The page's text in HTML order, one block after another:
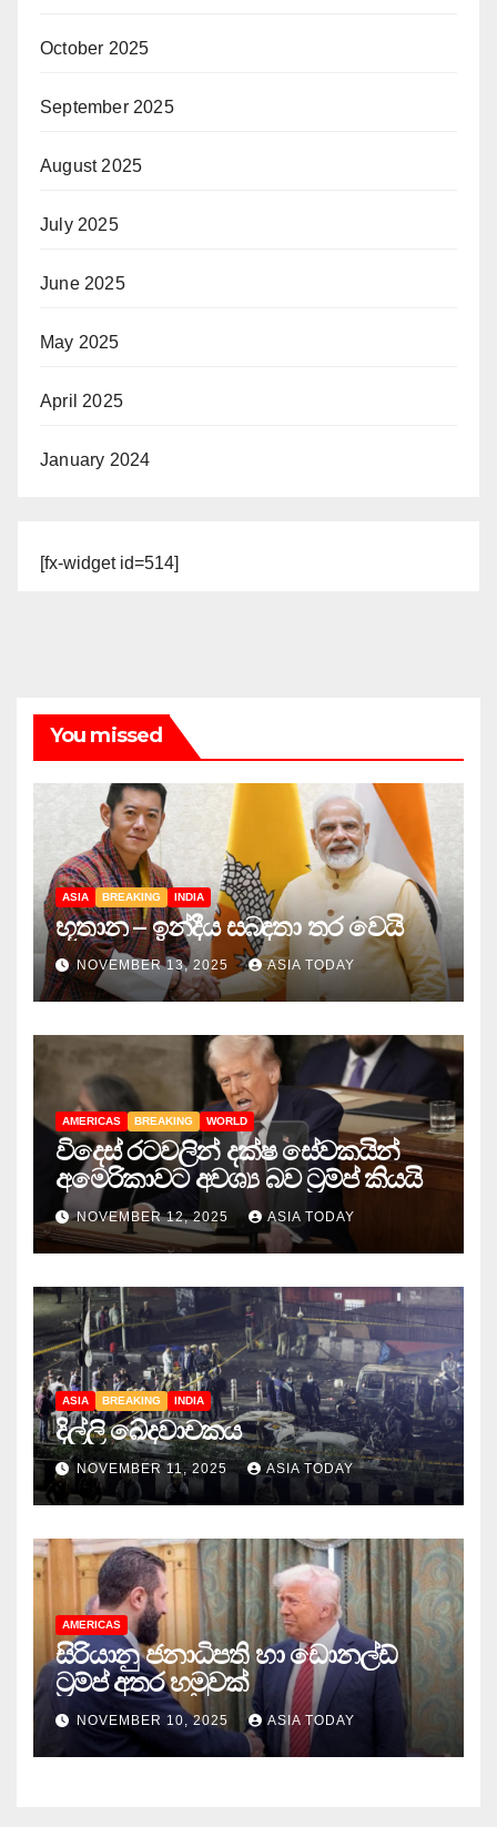
October 2025
September 2025
August 2025
July 2025
June 2025
May 2025
April 2025
January 2024
[fx-widget id=514]
You missed
ASIA BREAKING INDIA
භූතාන – ඉන්දීය සබඳතා තර වෙයි
NOVEMBER 13, 2025 ASIA TODAY
AMERICAS BREAKING WORLD
විදෙස් රටවලින් දක්ෂ සේවකයින්
අමෙරිකාවට අවශ්‍ය බව ට්‍රම්ප් කියයි
NOVEMBER 12, 2025 ASIA TODAY
ASIA BREAKING INDIA
දිල්ලි ඛේදවාචකය
NOVEMBER 11, 2025 ASIA TODAY
AMERICAS
සිරියානු ජනාධිපති හා ඩොනල්ඩ්
ට්‍රම්ප් අතර හමුවක්
NOVEMBER 10, 2025 ASIA TODAY